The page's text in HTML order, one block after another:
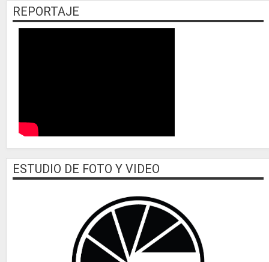
REPORTAJE
ESTUDIO DE FOTO Y VIDEO